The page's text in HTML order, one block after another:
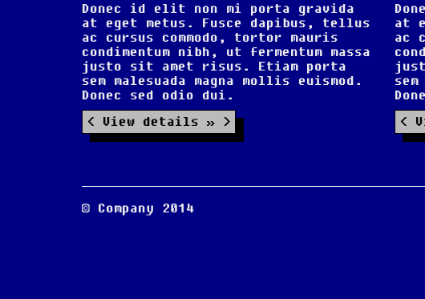
Donec id elit non mi porta gravida
at eget metus. Fusce dapibus, tellus
ac cursus commodo, tortor mauris
condimentum nibh, ut fermentum massa
justo sit amet risus. Etiam porta
sem malesuada magna mollis euismod.
Donec sed odio dui.
View details »
at
ac
© Company 2014